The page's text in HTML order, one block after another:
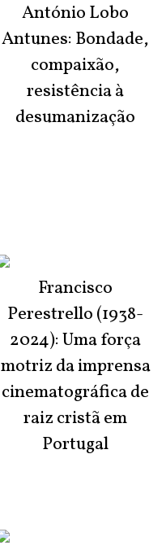
António Lobo
Antunes: Bondade,
compaixão,
resistência à
desumanização
Francisco
Perestrello (1938-
2024): Uma força
motriz da imprensa
cinematográfica de
raiz cristã em
Portugal